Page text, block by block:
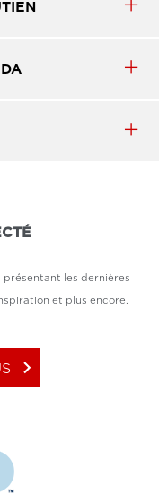
présentant les dernières
et plus encore.
keyboard_arrow_right